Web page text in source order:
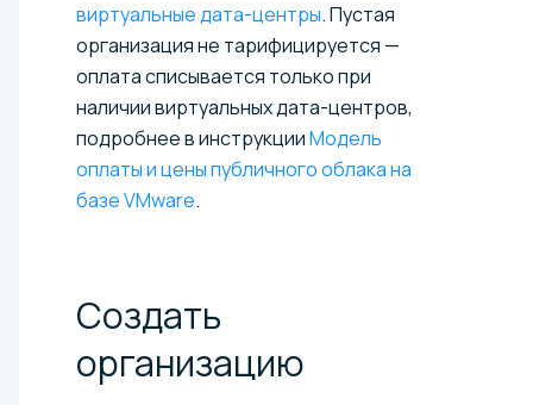
виртуальные дата-центры. Пустая
организация не тарифицируется —
оплата списывается только при
наличии виртуальных дата-центров,
подробнее в инструкцииМодель
оплаты и цены публичного облака на
базе VMware.
Создать
организацию